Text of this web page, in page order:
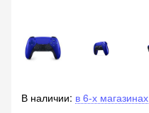
В наличии: в 6-х магазинах